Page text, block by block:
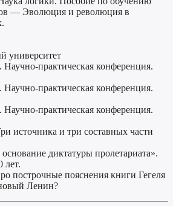
— Эволюция и революция в
университет
практическая конференция.
практическая конференция.
практическая конференция.
источника и три составных части
диктатуры пролетариата».
лет.
построчные пояснения книги Гегеля
Ленин?